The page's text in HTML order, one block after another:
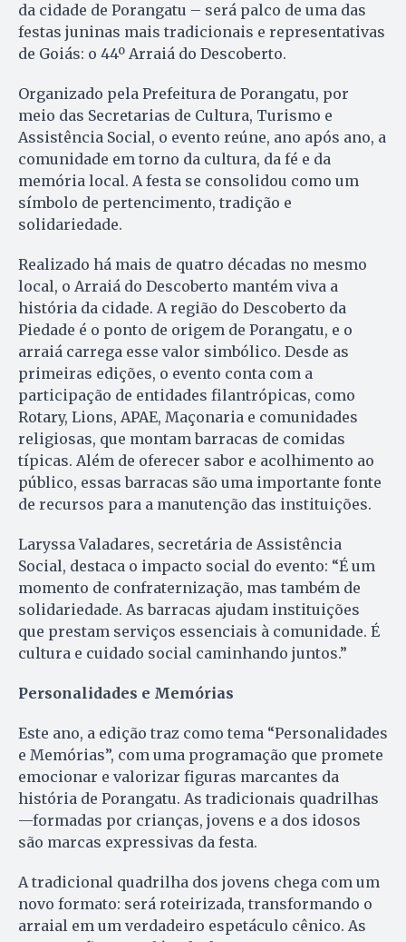
da cidade de Porangatu – será palco de uma das
festas juninas mais tradicionais e representativas
de Goiás: o 44º Arraiá do Descoberto.
Organizado pela Prefeitura de Porangatu, por
meio das Secretarias de Cultura, Turismo e
Assistência Social, o evento reúne, ano após ano, a
comunidade em torno da cultura, da fé e da
memória local. A festa se consolidou como um
símbolo de pertencimento, tradição e
solidariedade.
Realizado há mais de quatro décadas no mesmo
local, o Arraiá do Descoberto mantém viva a
história da cidade. A região do Descoberto da
Piedade é o ponto de origem de Porangatu, e o
arraiá carrega esse valor simbólico. Desde as
primeiras edições, o evento conta com a
participação de entidades filantrópicas, como
Rotary, Lions, APAE, Maçonaria e comunidades
religiosas, que montam barracas de comidas
típicas. Além de oferecer sabor e acolhimento ao
público, essas barracas são uma importante fonte
de recursos para a manutenção das instituições.
Laryssa Valadares, secretária de Assistência
Social, destaca o impacto social do evento: “É um
momento de confraternização, mas também de
solidariedade. As barracas ajudam instituições
que prestam serviços essenciais à comunidade. É
cultura e cuidado social caminhando juntos.”
Personalidades e Memórias
Este ano, a edição traz como tema “Personalidades
e Memórias”, com uma programação que promete
emocionar e valorizar figuras marcantes da
história de Porangatu. As tradicionais quadrilhas
—formadas por crianças, jovens e a dos idosos
são marcas expressivas da festa.
A tradicional quadrilha dos jovens chega com um
novo formato: será roteirizada, transformando o
arraial em um verdadeiro espetáculo cênico. As